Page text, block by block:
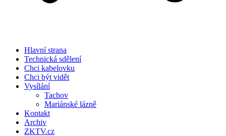
Hlavní strana
Technická sdělení
Chci kabelovku
Chci být vidět
Vysílání
Tachov
Mariánské lázně
Kontakt
Archiv
ZKTV.cz